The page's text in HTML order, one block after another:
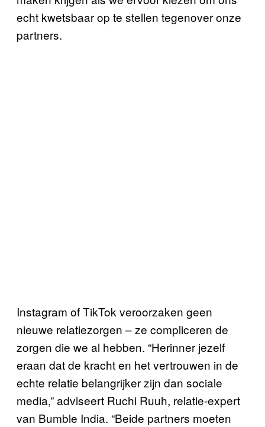
echt kwetsbaar op te stellen tegenover onze
partners.
Instagram of TikTok veroorzaken geen
nieuwe relatiezorgen – ze compliceren de
zorgen die we al hebben. “Herinner jezelf
eraan dat de kracht en het vertrouwen in de
echte relatie belangrijker zijn dan sociale
media,” adviseert Ruchi Ruuh, relatie-expert
van Bumble India. “Beide partners moeten